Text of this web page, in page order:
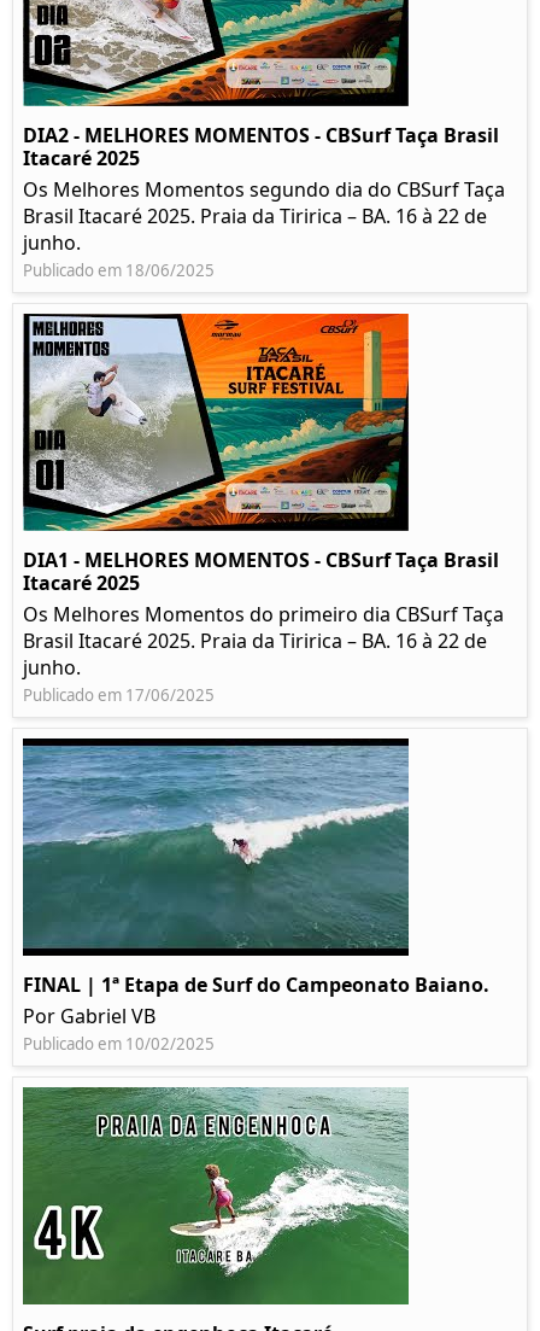
DIA2 - MELHORES MOMENTOS - CBSurf Taça Brasil
Itacaré 2025
Os Melhores Momentos segundo dia do CBSurf Taça
Brasil Itacaré 2025. Praia da Tiririca – BA. 16 à 22 de
junho.
Publicado em 18/06/2025
DIA1 - MELHORES MOMENTOS - CBSurf Taça Brasil
Itacaré 2025
Os Melhores Momentos do primeiro dia CBSurf Taça
Brasil Itacaré 2025. Praia da Tiririca – BA. 16 à 22 de
junho.
Publicado em 17/06/2025
FINAL | 1ª Etapa de Surf do Campeonato Baiano.
Por Gabriel VB
Publicado em 10/02/2025